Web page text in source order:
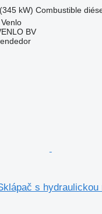
kW) Combustible
BV
s